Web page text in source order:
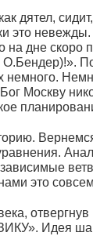
дятел,
это
на дне скоро
О.Бендер)!».
немного.
Москву
это
отвергнув
Идея